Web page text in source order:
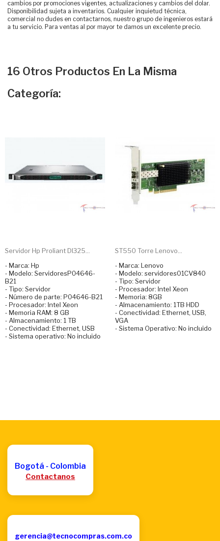
cambios por promociones vigentes, actualizaciones y cambios del dolar.
Disponibilidad sujeta a inventarios. Cualquier inquietud técnica,
comercial no dudes en contactarnos, nuestro grupo de ingenieros estará
a tu servicio. Para ventas al por mayor te damos un excelente precio.
16 Otros Productos En La Misma
Categoría:
Servidor Hp Proliant Dl325...
- Marca: Hp
- Modelo: ServidoresP04646-
B21
- Tipo: Servidor
- Número de parte: P04646-B21
- Procesador: Intel Xeon
- Memoria RAM: 8 GB
- Almacenamiento: 1 TB
- Conectividad: Ethernet, USB
- Sistema operativo: No incluido
ST550 Torre Lenovo...
- Marca: Lenovo
- Modelo: servidores01CV840
- Tipo: Servidor
- Procesador: Intel Xeon
- Memoria: 8GB
- Almacenamiento: 1TB HDD
- Conectividad: Ethernet, USB,
VGA
- Sistema Operativo: No incluido
Bogotá - Colombia
Contactanos
gerencia@tecnocompras.com.co